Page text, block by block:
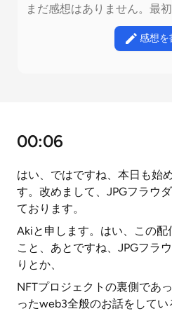
まだ感想はありません。最
感想を
00:06
はい、ではですね、本日も始
す。改めまして、JPGフラウ
ております。
Akiと申します。はい、この配
こと、あとですね、JPGフラ
りとか、
NFTプロジェクトの裏側であ
ったweb3全般のお話をして